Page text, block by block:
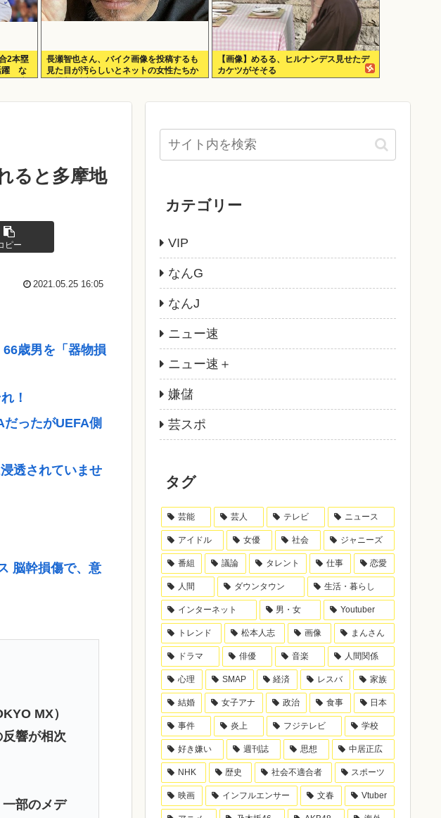
2本塁
躍 な
カブス
長瀬智也さん、バイク画像を投稿するも
見た目が汚らしいとネットの女性たちか
ら批判…謝罪
【画像】めるる、ヒルナンデス見せたデ
カケツがそそる
ると多摩地
ピー
2021.05.25 16:05
歳男を「器物損
！
ったがUEFA側
透されていませ
脳幹損傷で、意
の渡米を問題
しまう！
リリンの圧
4位京都市
MX）
響が相次
部のメデ
カテゴリー
VIP
なんG
なんJ
ニュー速
ニュー速＋
嫌儲
芸スポ
タグ
芸能 芸人 テレビ ニュース
アイドル 女優 社会 ジャニーズ
番組 議論 タレント 仕事 恋愛
人間 ダウンタウン 生活・暮らし
インターネット 男・女 Youtuber
トレンド 松本人志 画像 まんさん
ドラマ 俳優 音楽 人間関係
心理 SMAP 経済 レスバ 家族
結婚 女子アナ 政治 食事 日本
事件 炎上 フジテレビ 学校
好き嫌い 週刊誌 思想 中居正広
NHK 歴史 社会不適合者 スポーツ
映画 インフルエンサー 文春 Vtuber